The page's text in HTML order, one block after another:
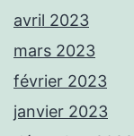
avril 2023
mars 2023
février 2023
janvier 2023